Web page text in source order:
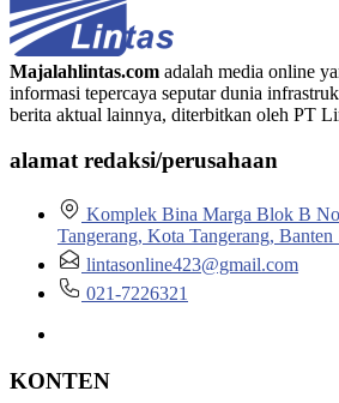
Majalahlintas.com adalah media online
informasi tepercaya seputar dunia
berita aktual lainnya, diterbitkan oleh PT
alamat redaksi/perusahaan
Komplek Bina Marga Blok B
Tangerang, Kota Tangerang, Banten
lintasonline423@gmail.com
021-7226321
KONTEN